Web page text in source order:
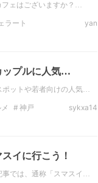
フェはございますか？…
ラート
yan
ップルに人気…
ポットや若者向けの人気…
神戸
sykxa14
イに行こう！
事では、通称「スマスイ…